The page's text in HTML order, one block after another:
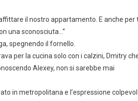
il nostro appartamento. E anche per
una sconosciuta…”
spegnendo il fornello.
per la cucina solo con i calzini, Dmitry
Alexey, non si sarebbe mai
in metropolitana e l’espressione